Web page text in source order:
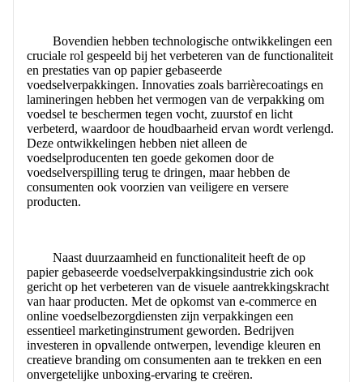
Bovendien hebben technologische ontwikkelingen een
cruciale rol gespeeld bij het verbeteren van de functionaliteit
en prestaties van op papier gebaseerde
voedselverpakkingen. Innovaties zoals barrièrecoatings en
lamineringen hebben het vermogen van de verpakking om
voedsel te beschermen tegen vocht, zuurstof en licht
verbeterd, waardoor de houdbaarheid ervan wordt verlengd.
Deze ontwikkelingen hebben niet alleen de
voedselproducenten ten goede gekomen door de
voedselverspilling terug te dringen, maar hebben de
consumenten ook voorzien van veiligere en versere
producten.
Naast duurzaamheid en functionaliteit heeft de op
papier gebaseerde voedselverpakkingsindustrie zich ook
gericht op het verbeteren van de visuele aantrekkingskracht
van haar producten. Met de opkomst van e-commerce en
online voedselbezorgdiensten zijn verpakkingen een
essentieel marketinginstrument geworden. Bedrijven
investeren in opvallende ontwerpen, levendige kleuren en
creatieve branding om consumenten aan te trekken en een
onvergetelijke unboxing-ervaring te creëren.